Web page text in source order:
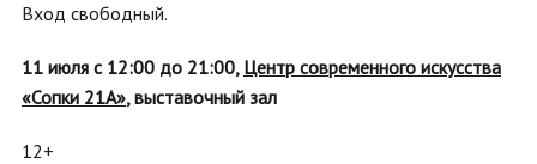
Вход свободный.
11 июля с 12:00 до 21:00, Центр современного искусства
«Сопки 21А», выставочный зал
12+